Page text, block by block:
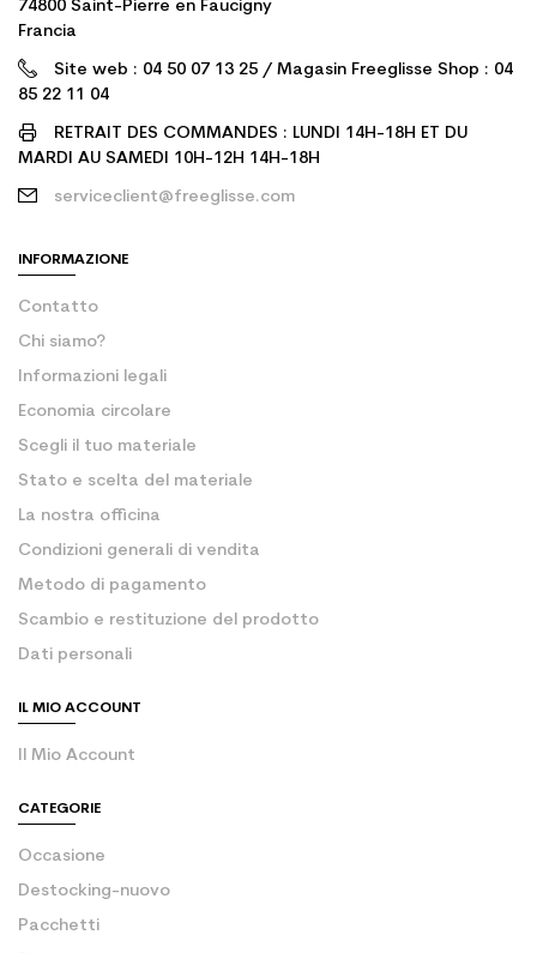
74800 Saint-Pierre en Faucigny
Francia
Site web : 04 50 07 13 25 / Magasin Freeglisse Shop : 04
85 22 11 04
RETRAIT DES COMMANDES : LUNDI 14H-18H ET DU
MARDI AU SAMEDI 10H-12H 14H-18H
serviceclient@freeglisse.com
INFORMAZIONE
Contatto
Chi siamo?
Informazioni legali
Economia circolare
Scegli il tuo materiale
Stato e scelta del materiale
La nostra officina
Condizioni generali di vendita
Metodo di pagamento
Scambio e restituzione del prodotto
Dati personali
IL MIO ACCOUNT
Il Mio Account
CATEGORIE
Occasione
Destocking-nuovo
Pacchetti